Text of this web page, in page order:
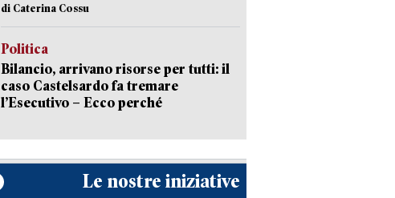
di Caterina Cossu
Politica
Bilancio, arrivano risorse per tutti: il
caso Castelsardo fa tremare
l’Esecutivo – Ecco perché
Le nostre iniziative